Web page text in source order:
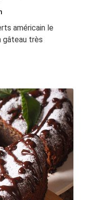
américain le
gâteau très